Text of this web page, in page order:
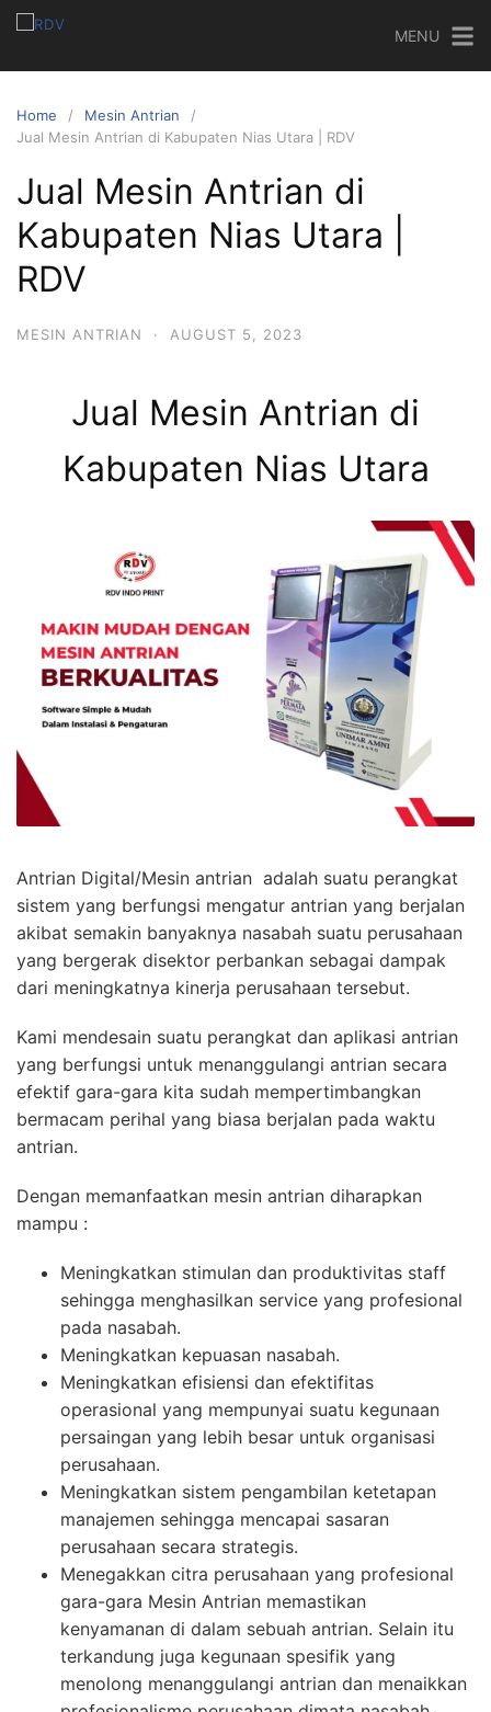
MENU
Home
Mesin Antrian
Jual Mesin Antrian di Kabupaten Nias Utara | RDV
Jual Mesin Antrian di
Kabupaten Nias Utara |
RDV
MESIN ANTRIAN · AUGUST 5, 2023
Jual Mesin Antrian di
Kabupaten Nias Utara
Antrian Digital/Mesin antrian adalah suatu perangkat
sistem yang berfungsi mengatur antrian yang berjalan
akibat semakin banyaknya nasabah suatu perusahaan
yang bergerak disektor perbankan sebagai dampak
dari meningkatnya kinerja perusahaan tersebut.
Kami mendesain suatu perangkat dan aplikasi antrian
yang berfungsi untuk menanggulangi antrian secara
efektif gara-gara kita sudah mempertimbangkan
bermacam perihal yang biasa berjalan pada waktu
antrian.
Dengan memanfaatkan mesin antrian diharapkan
mampu :
Meningkatkan stimulan dan produktivitas staff
sehingga menghasilkan service yang profesional
pada nasabah.
Meningkatkan kepuasan nasabah.
Meningkatkan efisiensi dan efektifitas
operasional yang mempunyai suatu kegunaan
persaingan yang lebih besar untuk organisasi
perusahaan.
Meningkatkan sistem pengambilan ketetapan
manajemen sehingga mencapai sasaran
perusahaan secara strategis.
Menegakkan citra perusahaan yang profesional
gara-gara Mesin Antrian memastikan
kenyamanan di dalam sebuah antrian. Selain itu
terkandung juga kegunaan spesifik yang
menolong menanggulangi antrian dan menaikkan